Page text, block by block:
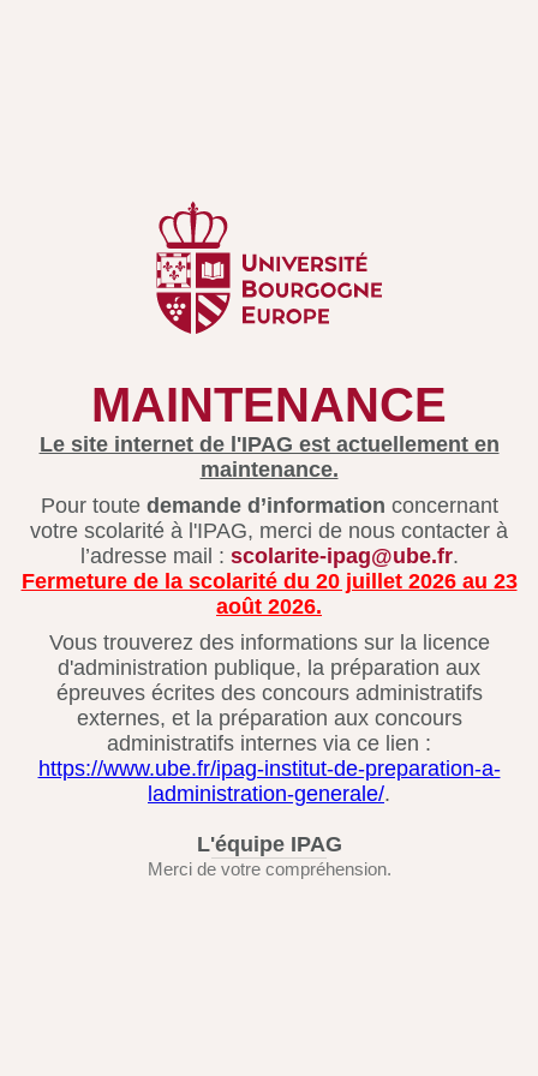
MAINTENANCE
Le site internet de l'IPAG est actuellement en
maintenance.
Pour toute demande d’information concernant
votre scolarité à l'IPAG, merci de nous contacter à
l’adresse mail : scolarite-ipag@ube.fr.
Fermeture de la scolarité du 20 juillet 2026 au 23
août 2026.
Vous trouverez des informations sur la licence
d'administration publique, la préparation aux
épreuves écrites des concours administratifs
externes, et la préparation aux concours
administratifs internes via ce lien :
https://www.ube.fr/ipag-institut-de-preparation-a-
ladministration-generale/.
L'équipe IPAG
Merci de votre compréhension.